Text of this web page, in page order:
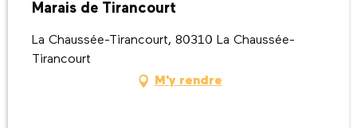
Marais de Tirancourt
La Chaussée-Tirancourt, 80310 La Chaussée-
Tirancourt
M'y rendre